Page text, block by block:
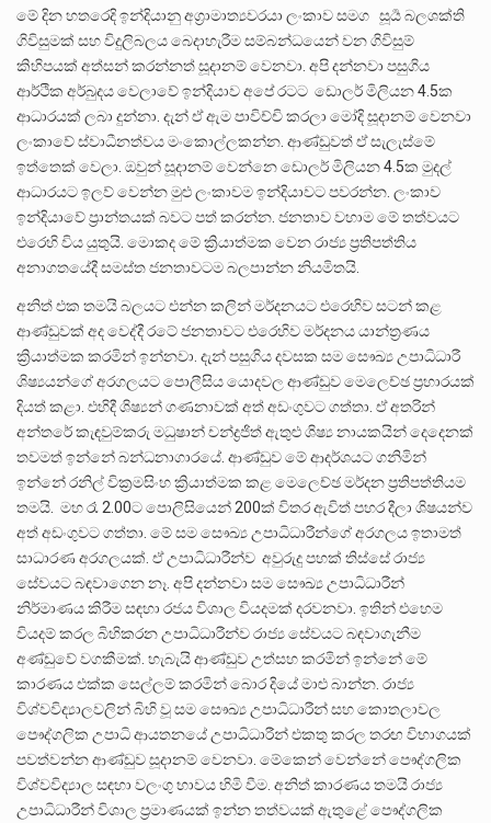
මේ දින හතරෙදි ඉන්දියානු අග්‍රාමාත්‍යවරයා ලංකාව සමග සූර්‍ය බලශක්ති
ගිවිසුමක් සහ විදුලිබලය බෙදාහැරීම සම්බන්ධයෙන් වන ගිවිසුම්
කිහිපයක් අත්සන් කරන්නත් සූදානම් වෙනවා. අපි දන්නවා පසුගිය
ආර්ථික අර්බුදය වෙලාවේ ඉන්දියාව අපේ රටට ඩොලර් මිලියන 4.5ක
ආධාරයක් ලබා දුන්නා. දැන් ඒ ඇම පාවිච්චි කරලා මෝදි සූදානම් වෙනවා
ලංකාවේ ස්වාධීනත්වය මංකොල්ලකන්න. ආණ්ඩුවත් ඒ සැලැස්මේ
ඉත්තෙක් වෙලා. ඔවුන් සූදානම් වෙන්නෙ ඩොලර් මිලියන 4.5ක මුදල්
ආධාරයට ඉලව් වෙන්න මුළු ලංකාවම ඉන්දියාවට පවරන්න. ලංකාව
ඉන්දියාවේ ප්‍රාන්තයක් බවට පත් කරන්න. ජනතාව වහාම මේ තත්වයට
එරෙහි විය යුතුයි. මොකද මේ ක්‍රියාත්මක වෙන රාජ්‍ය ප්‍රතිපත්තිය
අනාගතයේදී සමස්ත ජනතාවටම බලපාන්න නියමිතයි.
අනිත් එක තමයි බලයට එන්න කලින් මර්දනයට එරෙහිව සටන් කළ
ආණ්ඩුවක් අද වෙද්දී රටේ ජනතාවට එරෙහිව මර්දනය යාන්ත්‍රණය
ක්‍රියාත්මක කරමින් ඉන්නවා. දැන් පසුගිය දවසක සම සෞඛ්‍ය උපාධිධාරී
ශිෂ්‍යයන්ගේ අරගලයට පොලීසිය යොදවල ආණ්ඩුව මෙලෙච්ඡ ප්‍රහාරයක්
දියත් කළා. එහිදී ශිෂ්‍යන් ගණනාවක් අත් අඩංගුවට ගත්තා. ඒ අතරින්
අන්තරේ කැඳවුම්කරු මධුෂාන් චන්ද්‍රජිත් ඇතුළු ශිෂ්‍ය නායකයින් දෙදෙනක්
තවමත් ඉන්නේ බන්ධනාගාරයේ. ආණ්ඩුව මේ ආදර්ශයට ගනිමින්
ඉන්නේ රනිල් වික්‍රමසිංහ ක්‍රියාත්මක කළ මෙලෙච්ඡ මර්දන ප්‍රතිපත්තියම
තමයි. මහ රෑ 2.00ට පොලිසියෙන් 200ක් විතර ඇවිත් පහර දීලා ශිෂයන්ව
අත් අඩංගුවට ගත්තා. මේ සම සෞඛ්‍ය උපාධිධාරීන්ගේ අරගලය ඉතාමත්
සාධාරණ අරගලයක්. ඒ උපාධිධාරීන්ව අවුරුදු පහක් තිස්සේ රාජ්‍ය
සේවයට බඳවාගෙන නෑ. අපි දන්නවා සම සෞඛ්‍ය උපාධිධාරීන්
නිර්මාණය කිරීම සඳහා රජය විශාල වියදමක් දරවනවා. ඉතින් එහෙම
වියදම් කරල බිහිකරන උපාධිධාරීන්ව රාජ්‍ය සේවයට බඳවාගැනීම
අණ්ඩුවේ වගකීමක්. හැබැයි ආණ්ඩුව උත්සහ කරමින් ඉන්නේ මේ
කාරණය එක්ක සෙල්ලම් කරමින් බොර දියේ මාළු බාන්න. රාජ්‍ය
විශ්වවිද්‍යාලවලින් බිහි වූ සම සෞඛ්‍ය උපාධිධාරීන් සහ කොතලාවල
පෞද්ගලික උපාධි ආයතනයේ උපාධිධාරීන් එකතු කරල තරඟ විභාගයක්
පවත්වන්න ආණ්ඩුව සූදානම් වෙනවා. මේකෙන් වෙන්නේ පෞද්ගලික
විශ්වවිද්‍යාල සඳහා වලංගු භාවය හිමි වීම. අනිත් කාරණය තමයි රාජ්‍ය
උපාධිධාරීන් විශාල ප්‍රමාණයක් ඉන්න තත්වයක් ඇතුළේ පෞද්ගලික